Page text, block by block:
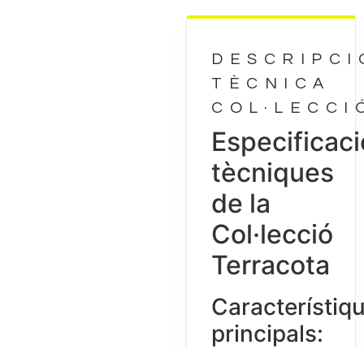
TÈCNICA
tècniques
de la
Col·lecció
Terracota
principals: